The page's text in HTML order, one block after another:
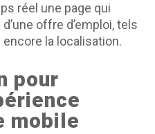
réel une page qui
offre d’emploi, tels
la localisation.
pour
mobile